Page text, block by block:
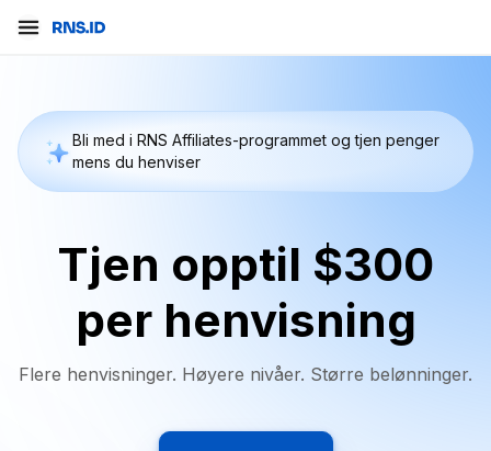
Bli med i RNS Affiliates-programmet og tjen penger
mens du henviser
Tjen opptil $300
per henvisning
Flere henvisninger. Høyere nivåer. Større belønninger.